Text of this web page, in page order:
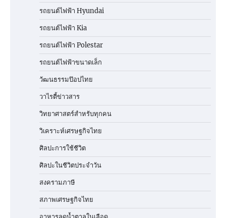
รถยนต์ไฟฟ้า Hyundai
รถยนต์ไฟฟ้า Kia
รถยนต์ไฟฟ้า Polestar
รถยนต์ไฟฟ้าขนาดเล็ก
วัฒนธรรมป๊อปไทย
วาไรตี้ข่าวสาร
วิทยาศาสตร์สำหรับทุกคน
วิเคราะห์เศรษฐกิจไทย
ศิลปะการใช้ชีวิต
ศิลปะในชีวิตประจำวัน
สงครามภาษี
สภาพเศรษฐกิจไทย